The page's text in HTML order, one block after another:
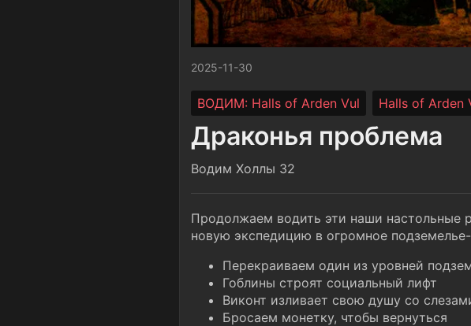
2025-11-30
ВОДИМ: Halls of Arden Vul Halls of Arden
Драконья проблема
Водим Холлы 32
Продолжаем водить эти наши настольные
новую экспедицию в огромное
Перекраиваем один из уровней
Гоблины строят социальный лифт
Виконт изливает свою душу со
Бросаем монетку, чтобы вернуться